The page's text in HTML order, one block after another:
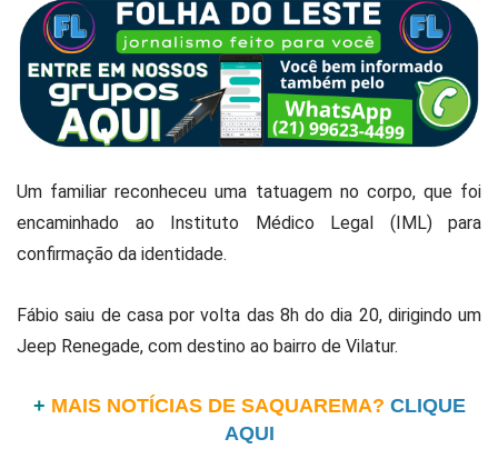
Um familiar reconheceu uma tatuagem no corpo, que foi
encaminhado ao Instituto Médico Legal (IML) para
confirmação da identidade.
Fábio saiu de casa por volta das 8h do dia 20, dirigindo um
Jeep Renegade, com destino ao bairro de Vilatur.
+ MAIS NOTÍCIAS DE SAQUAREMA? CLIQUE
AQUI